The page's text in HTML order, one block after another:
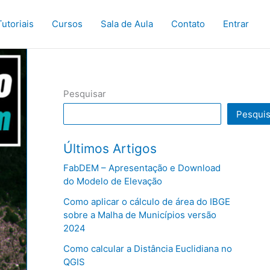
Cursos Sala de Aula Contato Entrar
Pesquisar
Últimos Artigos
FabDEM – Apresentação e Download
do Modelo de Elevação
Como aplicar o cálculo de área do IBGE
sobre a Malha de Municípios versão
2024
Como calcular a Distância Euclidiana no
QGIS